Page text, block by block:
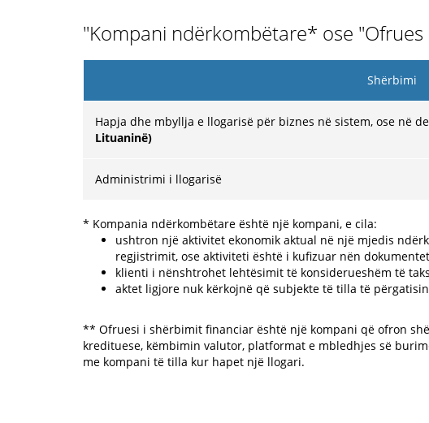
"Kompani ndërkombëtare* ose
Shërbimi
Hapja dhe mbyllja e llogarisë për biznes në sistem, ose në
Lituaninë)
Administrimi i llogarisë
* Kompania ndërkombëtare është një kompani, e cila:
ushtron një aktivitet ekonomik aktual në një mjedis
regjistrimit, ose aktiviteti është i kufizuar nën
klienti i nënshtrohet lehtësimit të konsiderueshëm të
aktet ligjore nuk kërkojnë që subjekte të tilla të
** Ofruesi i shërbimit financiar është një kompani që ofron
kredituese, këmbimin valutor, platformat e mbledhjes së
me kompani të tilla kur hapet një llogari.